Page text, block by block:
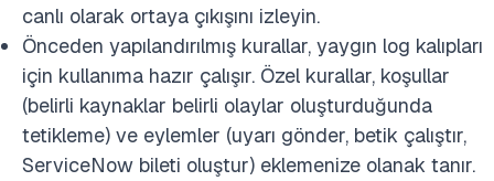
canlı olarak ortaya çıkışını izleyin.
Önceden yapılandırılmış kurallar, yaygın log kalıpları
için kullanıma hazır çalışır. Özel kurallar, koşullar
(belirli kaynaklar belirli olaylar oluşturduğunda
tetikleme) ve eylemler (uyarı gönder, betik çalıştır,
ServiceNow bileti oluştur) eklemenize olanak tanır.